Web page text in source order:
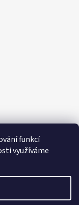
funkcí
využíváme